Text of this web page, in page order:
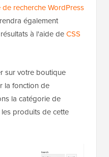
recherche WordPress
également
à l'aide deCSS
sur votre boutique
la fonction de
la catégorie de
produits de cette